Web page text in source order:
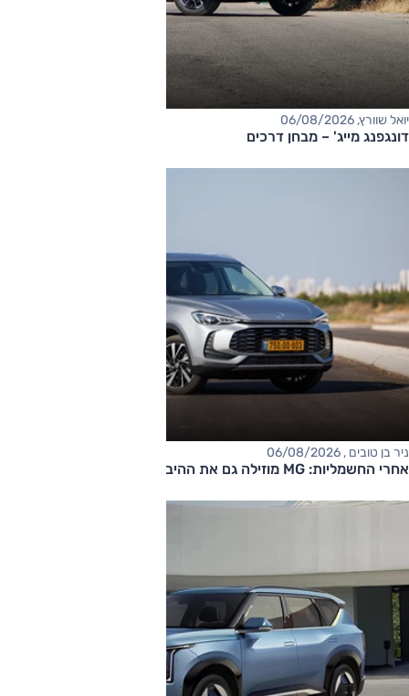
יואל שוורץ, 06/08/2026
דונגפנג מייג' – מבחן דרכים
ניר בן טובים , 06/08/2026
אחרי החשמליות: MG מוזילה גם את ההיברידיות